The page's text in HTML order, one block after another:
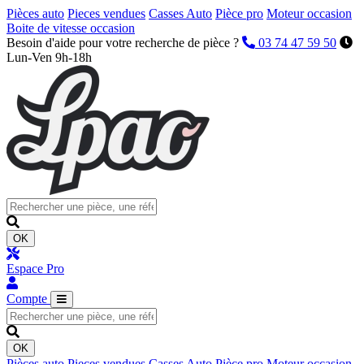
Pièces auto Pieces vendues Casses Auto Pièce pro Moteur occasion
Boite de vitesse occasion
Besoin d'aide pour votre recherche de pièce ?
03 74 47 59 50
Lun-Ven 9h-18h
OK
Espace Pro
Compte
OK